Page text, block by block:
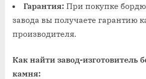
Гарантия: При покупке
завода вы получаете гарантию
производителя.
Как найти завод-изготовитель
камня: